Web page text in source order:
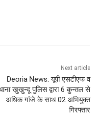
Next article
Deoria News: यूपी एसटीएफ व
खुखुन्दू पुलिस द्वारा 6 कुन्तल से
अधिक गांजे के साथ 02 अभियुक्त
गिरफ्तार